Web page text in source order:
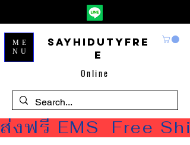
Sayhidutyfre
e
Online
ME
NU
ส่งฟรี EMS  Free